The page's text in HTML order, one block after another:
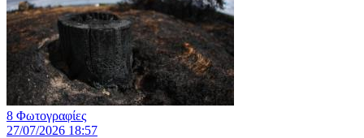
8 Φωτογραφίες
27/07/2026 18:57